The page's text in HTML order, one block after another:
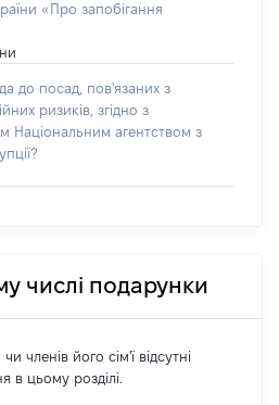
«Про запобігання
до посад, пов'язаних з
ризиків, згідно з
Національним агентством з
числі подарунки
членів його сім'ї відсутні
в цьому розділі.